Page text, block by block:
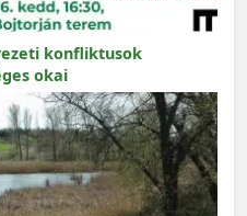
konfliktusok
okai